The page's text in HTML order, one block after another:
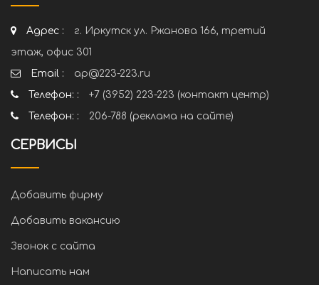
Адрес :
г. Иркутск ул. Ржанова 166, третий
этаж, офис 301
Email :
ap@223-223.ru
Телефон: :
+7 (3952) 223-223 (контакт центр)
Телефон: :
206-788 (реклама на сайте)
СЕРВИСЫ
Добавить фирму
Добавить вакансию
Звонок с сайта
Написать нам